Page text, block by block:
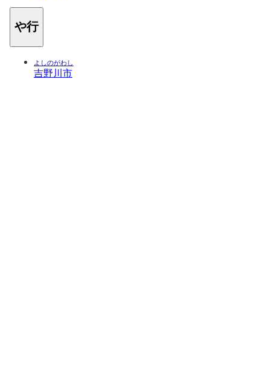
や行
よしのがわし
吉野川市